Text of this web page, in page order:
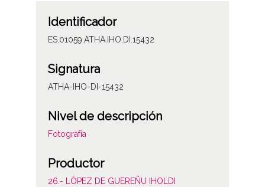
Identificador
ES.01059.ATHA.IHO.DI.15432
Signatura
ATHA-IHO-DI-15432
Nivel de descripción
Fotografía
Productor
26.- LÓPEZ DE GUEREÑU IHOLDI